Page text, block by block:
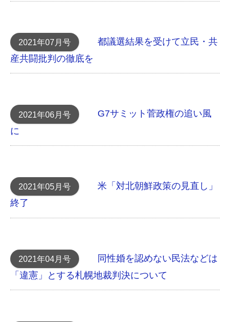
2021年07月号
都議選結果を受けて立民・共
産共闘批判の徹底を
2021年06月号
G7サミット 菅政権の追い風
に
2021年05月号
米「対北朝鮮政策の見直し」
終了
2021年04月号
同性婚を認めない民法などは
「違憲」とする 札幌地裁判決について